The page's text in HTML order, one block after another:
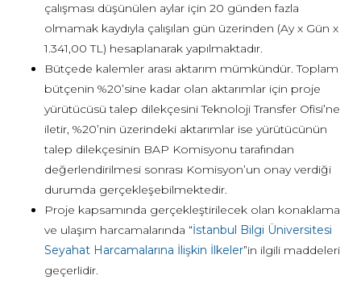
çalışması düşünülen aylar için 20 günden fazla
olmamak kaydıyla çalışılan gün üzerinden (Ay x Gün x
1.341,00 TL) hesaplanarak yapılmaktadır.
Bütçede kalemler arası aktarım mümkündür. Toplam
bütçenin %20’sine kadar olan aktarımlar için proje
yürütücüsü talep dilekçesini Teknoloji Transfer Ofisi’ne
iletir, %20’nin üzerindeki aktarımlar ise yürütücünün
talep dilekçesinin BAP Komisyonu tarafından
değerlendirilmesi sonrası Komisyon’un onay verdiği
durumda gerçekleşebilmektedir.
Proje kapsamında gerçekleştirilecek olan konaklama
ve ulaşım harcamalarında “İstanbul Bilgi Üniversitesi
Seyahat Harcamalarına İlişkin İlkeler”in ilgili maddeleri
geçerlidir.